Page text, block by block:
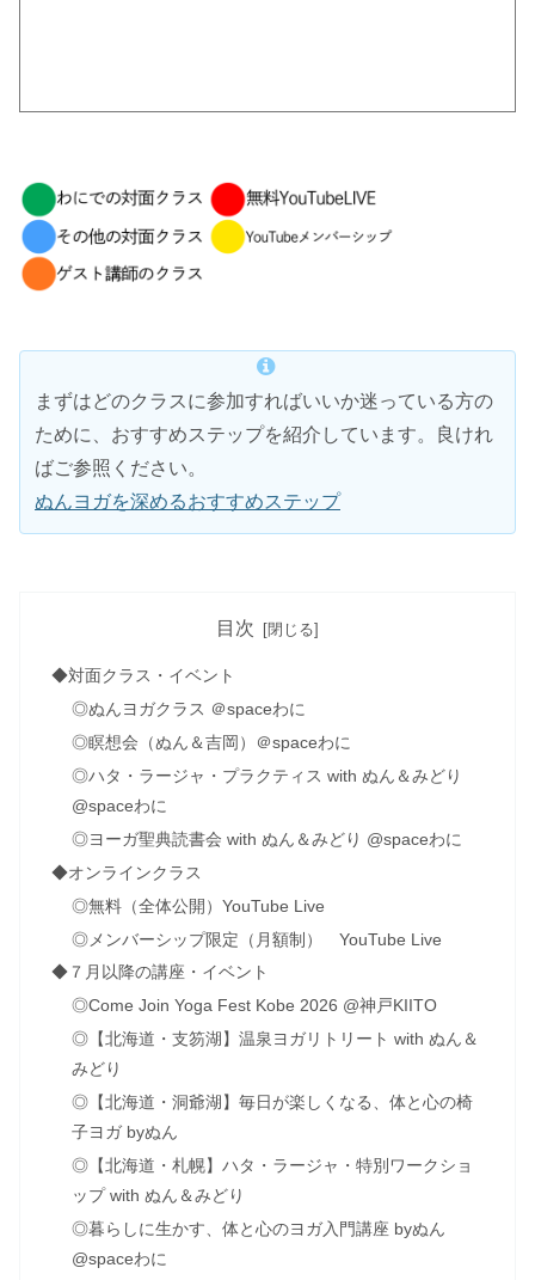
まずはどのクラスに参加すればいいか迷っている方の
ために、おすすめステップを紹介しています。良けれ
ばご参照ください。
ぬんヨガを深めるおすすめステップ
目次
◆対面クラス・イベント
◎ぬんヨガクラス ＠spaceわに
◎瞑想会（ぬん＆吉岡）＠spaceわに
◎ハタ・ラージャ・プラクティス with ぬん＆みどり
@spaceわに
◎ヨーガ聖典読書会 with ぬん＆みどり @spaceわに
◆オンラインクラス
◎無料（全体公開）YouTube Live
◎メンバーシップ限定（月額制） YouTube Live
◆７月以降の講座・イベント
◎Come Join Yoga Fest Kobe 2026 @神戸KIITO
◎【北海道・支笏湖】温泉ヨガリトリート with ぬん＆
みどり
◎【北海道・洞爺湖】毎日が楽しくなる、体と心の椅
子ヨガ byぬん
◎【北海道・札幌】ハタ・ラージャ・特別ワークショ
ップ with ぬん＆みどり
◎暮らしに生かす、体と心のヨガ入門講座 byぬん
@spaceわに